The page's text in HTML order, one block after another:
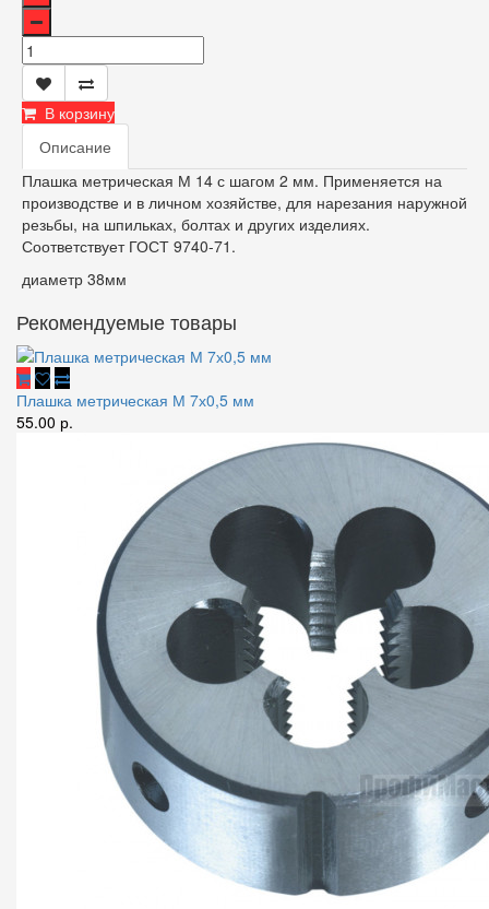
В корзину
Описание
Плашка метрическая М 14 с шагом 2 мм. Применяется на
производстве и в личном хозяйстве, для нарезания наружной
резьбы, на шпильках, болтах и других изделиях.
Соответствует ГОСТ 9740-71.
диаметр 38мм
Рекомендуемые товары
Плашка метрическая М 7х0,5 мм
55.00 р.